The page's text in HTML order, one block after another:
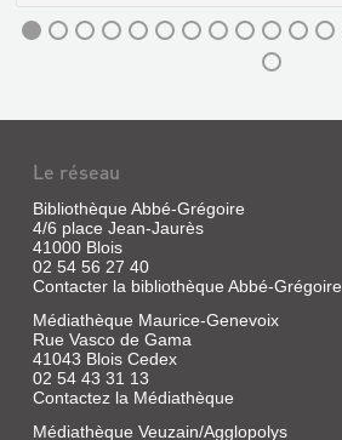
ENFANCE
PEINTURES
RÉCENTES
Livre
Damon,
Hubert
Marcel
Grunspan,
1998
Le réseau
Bibliothèque Abbé-Grégoire
4/6 place Jean-Jaurès
41000 Blois
02 54 56 27 40
Contacter la bibliothèque Abbé-Grégoire
Médiathèque Maurice-Genevoix
Rue Vasco de Gama
41043 Blois Cedex
02 54 43 31 13
Contactez la Médiathèque
Médiathèque Veuzain/Agglopolys